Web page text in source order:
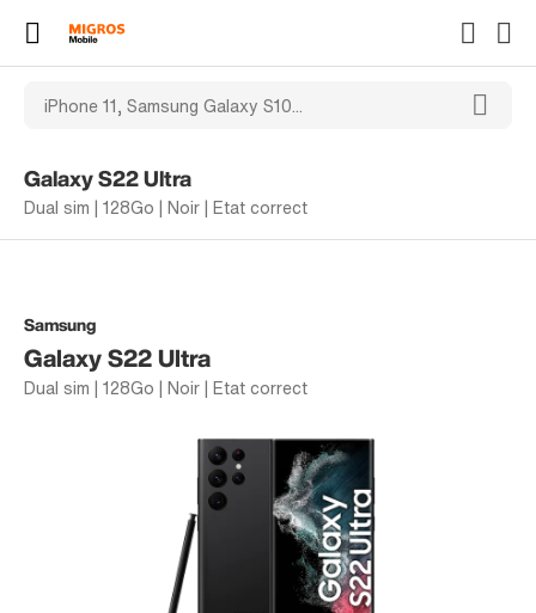
Galaxy S22 Ultra
Dual sim | 128Go | Noir | Etat correct
Samsung
Galaxy S22 Ultra
Dual sim | 128Go | Noir | Etat correct